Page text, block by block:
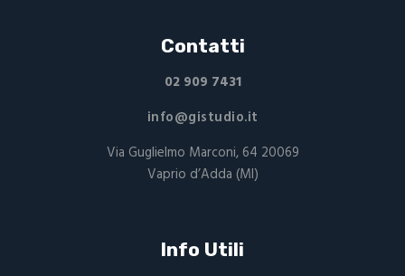
Contatti
02 909 7431
info@gistudio.it
Via Guglielmo Marconi, 64 20069
Vaprio d’Adda (MI)
Info Utili